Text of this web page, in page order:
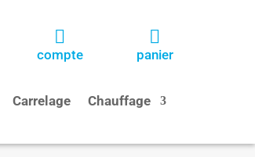

compte

panier
Carrelage
Chauffage